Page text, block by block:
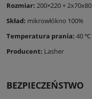
Rozmiar: 200×220 + 2x70x80
Skład: mikrowłókno 100%
Temperatura prania: 40 ℃
Producent: Lasher
BEZPIECZEŃSTWO